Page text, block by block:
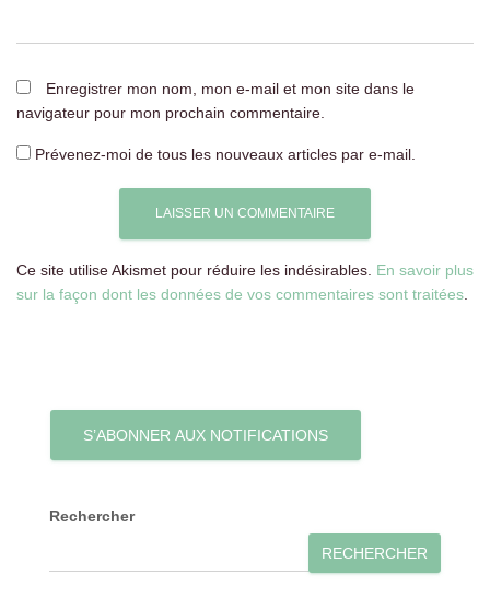
Enregistrer mon nom, mon e-mail et mon site dans le
navigateur pour mon prochain commentaire.
Prévenez-moi de tous les nouveaux articles par e-mail.
Ce site utilise Akismet pour réduire les indésirables. En savoir plus
sur la façon dont les données de vos commentaires sont traitées
S’ABONNER AUX NOTIFICATIONS
Rechercher
RECHERCHER